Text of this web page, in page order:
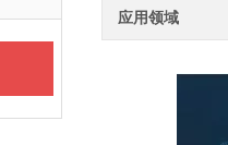
应用领域